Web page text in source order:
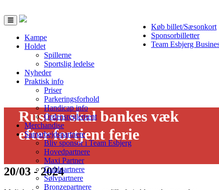
Køb billet/Sæsonkort
Sponsorbilletter
Team Esbjerg
Toggle
navigation
Kampe
Holdet
Spillerne
Sportslig ledelse
Nyheder
Praktisk info
Priser
Parkeringsforhold
Handicap info
Ordensreglement
Merchandise
Samarbejdspartnere
Bliv sponsor i Team Esbjerg
Hovedpartnere
Maxi Partner
Guldpartnere
Sølvpartnere
Bronzepartnere
Rusten skal bankes væk
efter fortjent ferie
20/03 - 2024